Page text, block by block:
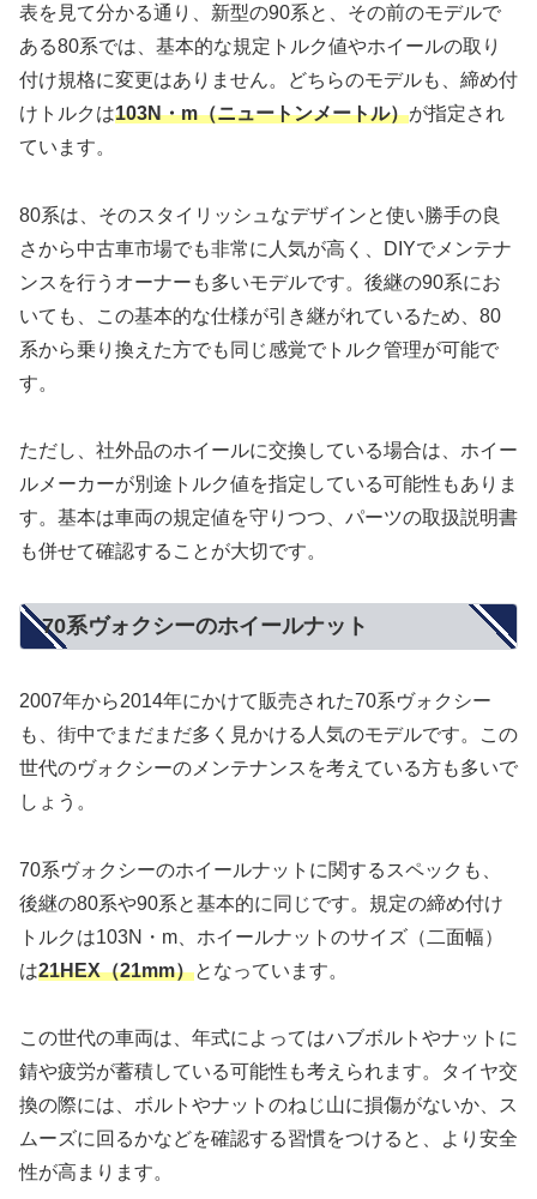
表を見て分かる通り、新型の90系と、その前のモデルで
ある80系では、基本的な規定トルク値やホイールの取り
付け規格に変更はありません。どちらのモデルも、締め付
けトルクは103N・m（ニュートンメートル）が指定され
ています。
80系は、そのスタイリッシュなデザインと使い勝手の良
さから中古車市場でも非常に人気が高く、DIYでメンテナ
ンスを行うオーナーも多いモデルです。後継の90系にお
いても、この基本的な仕様が引き継がれているため、80
系から乗り換えた方でも同じ感覚でトルク管理が可能で
す。
ただし、社外品のホイールに交換している場合は、ホイー
ルメーカーが別途トルク値を指定している可能性もありま
す。基本は車両の規定値を守りつつ、パーツの取扱説明書
も併せて確認することが大切です。
70系ヴォクシーのホイールナット
2007年から2014年にかけて販売された70系ヴォクシー
も、街中でまだまだ多く見かける人気のモデルです。この
世代のヴォクシーのメンテナンスを考えている方も多いで
しょう。
70系ヴォクシーのホイールナットに関するスペックも、
後継の80系や90系と基本的に同じです。規定の締め付け
トルクは103N・m、ホイールナットのサイズ（二面幅）
は21HEX（21mm）となっています。
この世代の車両は、年式によってはハブボルトやナットに
錆や疲労が蓄積している可能性も考えられます。タイヤ交
換の際には、ボルトやナットのねじ山に損傷がないか、ス
ムーズに回るかなどを確認する習慣をつけると、より安全
性が高まります。